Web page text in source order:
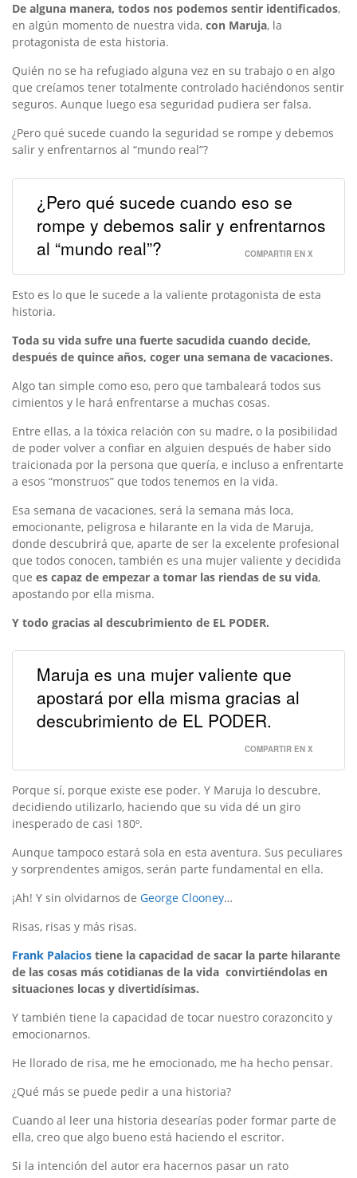
De alguna manera, todos nos podemos sentir identificados,
en algún momento de nuestra vida, con Maruja, la
protagonista de esta historia.
Quién no se ha refugiado alguna vez en su trabajo o en algo
que creíamos tener totalmente controlado haciéndonos sentir
seguros. Aunque luego esa seguridad pudiera ser falsa.
¿Pero qué sucede cuando la seguridad se rompe y debemos
salir y enfrentarnos al “mundo real”?
¿Pero qué sucede cuando eso se
rompe y debemos salir y enfrentarnos
al “mundo real”?
COMPARTIR EN X
Esto es lo que le sucede a la valiente protagonista de esta
historia.
Toda su vida sufre una fuerte sacudida cuando decide,
después de quince años, coger una semana de vacaciones.
Algo tan simple como eso, pero que tambaleará todos sus
cimientos y le hará enfrentarse a muchas cosas.
Entre ellas, a la tóxica relación con su madre, o la posibilidad
de poder volver a confiar en alguien después de haber sido
traicionada por la persona que quería, e incluso a enfrentarte
a esos “monstruos” que todos tenemos en la vida.
Esa semana de vacaciones, será la semana más loca,
emocionante, peligrosa e hilarante en la vida de Maruja,
donde descubrirá que, aparte de ser la excelente profesional
que todos conocen, también es una mujer valiente y decidida
que es capaz de empezar a tomar las riendas de su vida,
apostando por ella misma.
Y todo gracias al descubrimiento de EL PODER.
Maruja es una mujer valiente que
apostará por ella misma gracias al
descubrimiento de EL PODER.
COMPARTIR EN X
Porque sí, porque existe ese poder. Y Maruja lo descubre,
decidiendo utilizarlo, haciendo que su vida dé un giro
inesperado de casi 180º.
Aunque tampoco estará sola en esta aventura. Sus peculiares
y sorprendentes amigos, serán parte fundamental en ella.
¡Ah! Y sin olvidarnos de George Clooney…
Risas, risas y más risas.
Frank Palacios tiene la capacidad de sacar la parte hilarante
de las cosas más cotidianas de la vida convirtiéndolas en
situaciones locas y divertidísimas.
Y también tiene la capacidad de tocar nuestro corazoncito y
emocionarnos.
He llorado de risa, me he emocionado, me ha hecho pensar.
¿Qué más se puede pedir a una historia?
Cuando al leer una historia desearías poder formar parte de
ella, creo que algo bueno está haciendo el escritor.
Si la intención del autor era hacernos pasar un rato